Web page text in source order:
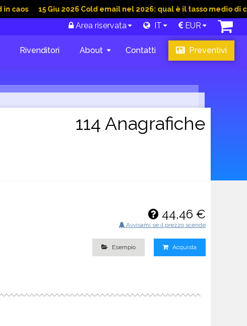
15 Giu 2026 Cold email nel 2026: qual è il tasso medio di
Area riservata IT EUR
Rivenditori About Contatti Preventivi
114 Anagrafiche
44,46 €
Avvisami se il prezzo scende
Esempio Acquista